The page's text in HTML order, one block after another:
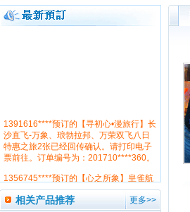
沙直飞-万象、琅勃拉邦、万荣双飞八日
特惠之旅2张已经回传确认。请打印电子
票前往。订单编号为：201710****360。
1356745****预订的【心之所象】皇雀航
空长沙直飞芭提雅 体验泰国第二大原始
海岛象岛6日游2张已经回传确认。请打印
电子票前往。订单编号为：201709****5
47。
更多>>
相关产品推荐